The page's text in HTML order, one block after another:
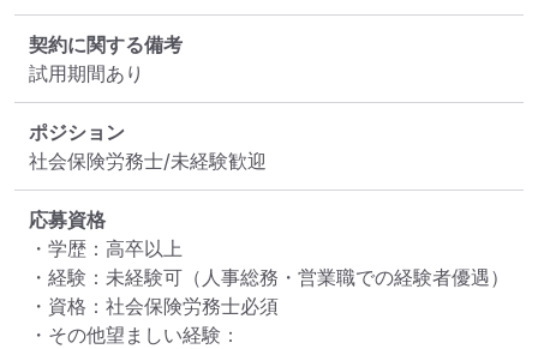
契約に関する備考
試用期間あり
ポジション
社会保険労務士/未経験歓迎
応募資格
・学歴：高卒以上
・経験：未経験可（人事総務・営業職での経験者優遇）
・資格：社会保険労務士必須
・その他望ましい経験：